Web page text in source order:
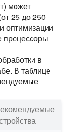
может
25 до 250
оптимизации
процессоры
в
В таблице